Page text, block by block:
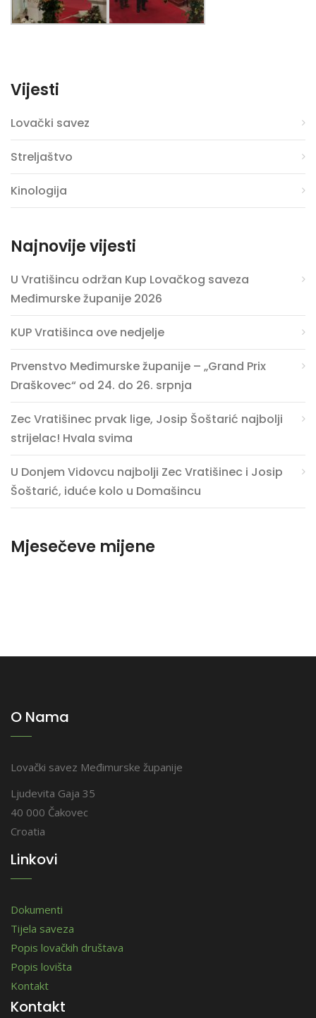
Vijesti
Lovački savez
Streljaštvo
Kinologija
Najnovije vijesti
U Vratišincu održan Kup Lovačkog saveza
Međimurske županije 2026
KUP Vratišinca ove nedjelje
Prvenstvo Međimurske županije – „Grand Prix
Draškovec“ od 24. do 26. srpnja
Zec Vratišinec prvak lige, Josip Šoštarić najbolji
strijelac! Hvala svima
U Donjem Vidovcu najbolji Zec Vratišinec i Josip
Šoštarić, iduće kolo u Domašincu
Mjesečeve mijene
O Nama
Lovački savez Međimurske županije
Ljudevita Gaja 35
40 000 Čakovec
Croatia
Linkovi
Dokumenti
Tijela saveza
Popis lovačkih društava
Popis lovišta
Kontakt
Kontakt